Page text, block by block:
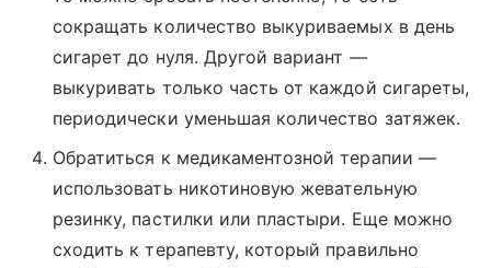
сокращать количество выкуриваемых в день
сигарет до нуля. Другой вариант —
выкуривать только часть от каждой сигареты,
периодически уменьшая количество затяжек.
Обратиться к медикаментозной терапии —
использовать никотиновую жевательную
резинку, пастилки или пластыри. Еще можно
сходить к терапевту, который правильно